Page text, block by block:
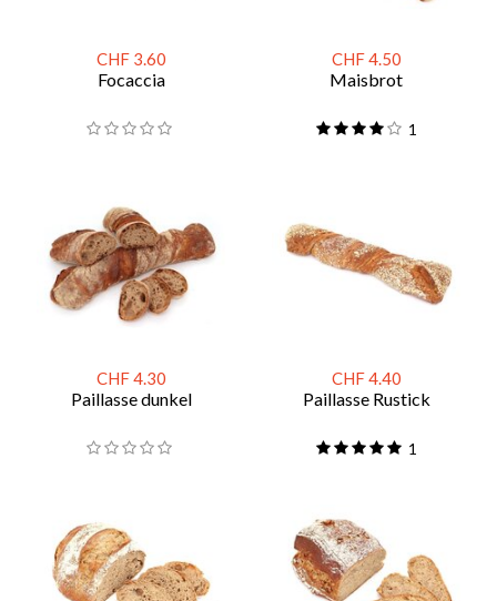
CHF 3.60
Focaccia
CHF 4.50
Maisbrot
1
CHF 4.30
Paillasse dunkel
CHF 4.40
Paillasse Rustick
1